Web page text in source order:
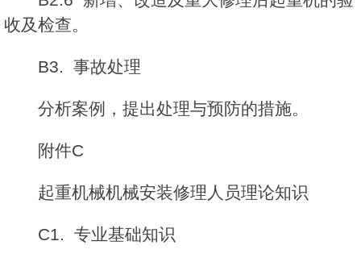
收及检查。
B3. 事故处理
分析案例，提出处理与预防的措施。
附件C
起重机械机械安装修理人员理论知识
C1. 专业基础知识